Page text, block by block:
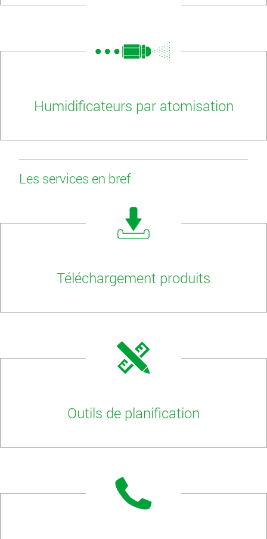
Humidificateurs par atomisation
Les services en bref
Téléchargement produits
Outils de planification